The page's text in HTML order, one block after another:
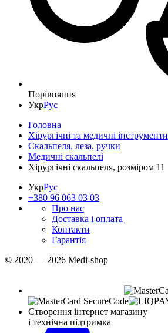
Порівняння
УкрРус
Головна
Хірургічні та медичні інструменти
Скальпеля, леза, ручки
Медичні скальпелі
Хірургічні скальпеля, розміром 11
УкрРус
+380 96 063 03 03
Про нас
Доставка і оплата
Контакти
Гарантія
© 2020 — 2026 Medi-shop
Створення інтернет магазину
і технічна підтримка